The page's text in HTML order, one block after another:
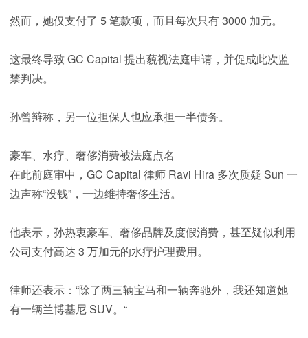
然而，她仅支付了 5 笔款项，而且每次只有 3000 加元。
这最终导致 GC Capital 提出藐视法庭申请，并促成此次监
禁判决。
孙曾辩称，另一位担保人也应承担一半债务。
豪车、水疗、奢侈消费被法庭点名
在此前庭审中，GC Capital 律师 Ravi Hira 多次质疑 Sun 一
边声称“没钱”，一边维持奢侈生活。
他表示，孙热衷豪车、奢侈品牌及度假消费，甚至疑似利用
公司支付高达 3 万加元的水疗护理费用。
律师还表示：“除了两三辆宝马和一辆奔驰外，我还知道她
有一辆兰博基尼 SUV。“